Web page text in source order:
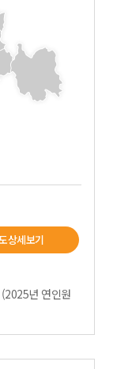
상세보기
(2025년 연인원